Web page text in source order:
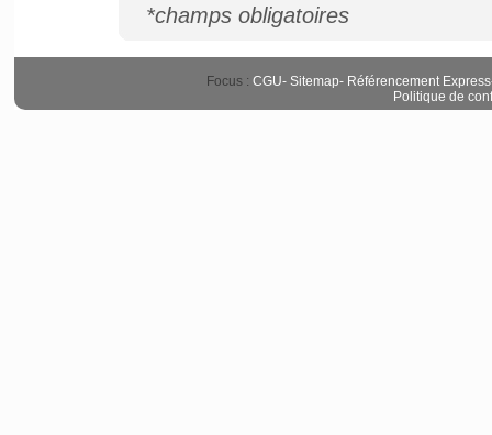
*champs obligatoires
Focus : CGU- Sitemap- Référencement Express
Politique de